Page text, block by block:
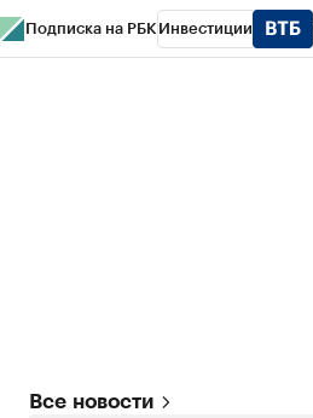
Подписка на РБК Инвестиции
Все новости